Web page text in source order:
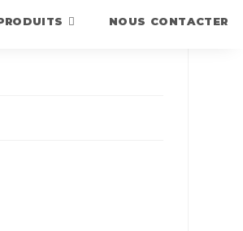
NOUS CONTACTER